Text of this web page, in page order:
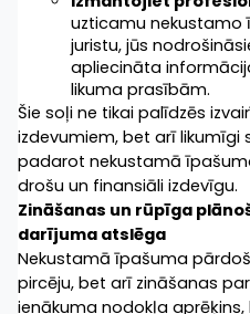
uzticamu nekustamo
juristu, jūs
apliecināta
likuma prasībām.
Šie soļi ne tikai palīdzēs
izdevumiem, bet arī likumīgi
padarot nekustamā
drošu un finansiāli izdevīgu.
Zināšanas un rūpīga
darījuma atslēga
Nekustamā īpašuma
pircēju, bet arī zināšanas
ienākuma nodokļa